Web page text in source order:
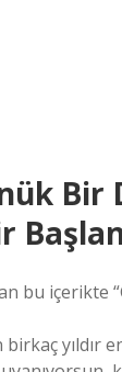
bu içerikte
birkaç